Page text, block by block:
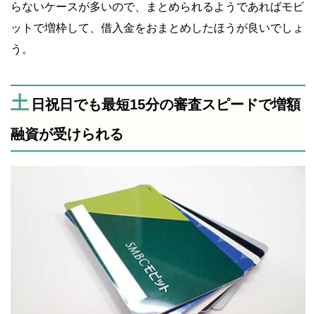
らないケースが多いので、まとめられるようであればモビ
ットで増枠して、借入金をおまとめしたほうが良いでしょ
う。
土 日祝日でも最短15分の審査スピードで増額
融資が受けられる